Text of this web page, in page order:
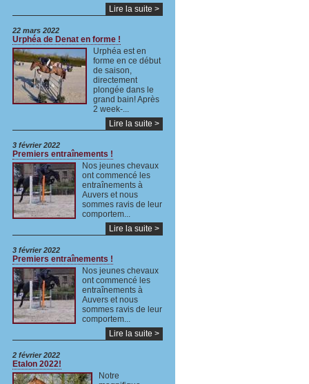
Lire la suite >
22 mars 2022
Urphéa de Denat en forme !
Urphéa est en
forme en ce début
de saison,
directement
plongée dans le
grand bain! Après
2 week-...
Lire la suite >
3 février 2022
Premiers entraînements !
Nos jeunes chevaux
ont commencé les
entraînements à
Auvers et nous
sommes ravis de leur
comportem...
Lire la suite >
3 février 2022
Premiers entraînements !
Nos jeunes chevaux
ont commencé les
entraînements à
Auvers et nous
sommes ravis de leur
comportem...
Lire la suite >
2 février 2022
Etalon 2022!
Notre